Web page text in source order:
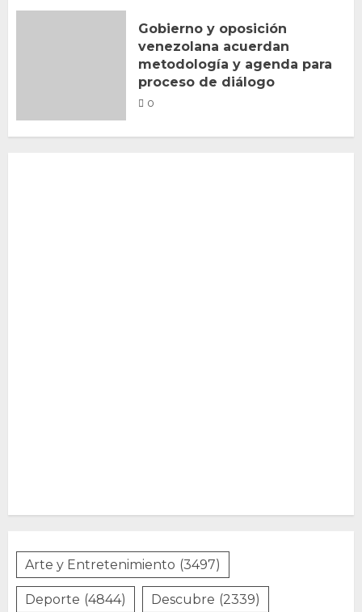
Gobierno y oposición
venezolana acuerdan
metodología y agenda para
proceso de diálogo
0
Arte y Entretenimiento (3497)
Deporte (4844) Descubre (2339)